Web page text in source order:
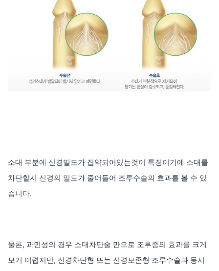
소대 부분에 신경밀도가 집약되어있는것이 특징이기에 소대를
차단할시 신경의 밀도가 줄어들어 조루수술의 효과를 볼 수 있
습니다.
물론, 과민성의 경우 소대차단술 만으로 조루증의 효과를 크게
보기 어렵지만, 신경차단형 또는 신경보존형 조루수술과 동시